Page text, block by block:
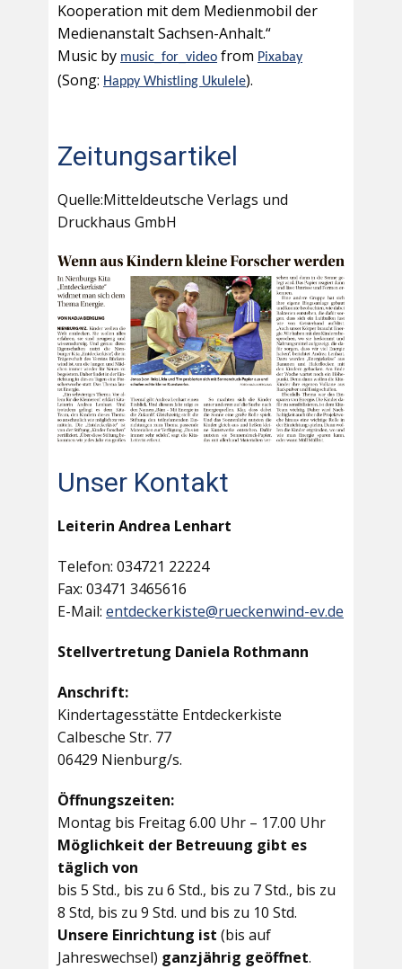
Kooperation mit dem Medienmobil der
Medienanstalt Sachsen-Anhalt.“
Music by music_for_video from Pixabay
(Song: Happy Whistling Ukulele).
Zeitungsartikel
Quelle:Mitteldeutsche Verlags und
Druckhaus GmbH
Unser Kontakt
Leiterin Andrea Lenhart
Telefon: 034721 22224
Fax: 03471 3465616
E-Mail: entdeckerkiste@rueckenwind-ev.de
Stellvertretung Daniela Rothmann
Anschrift:
Kindertagesstätte Entdeckerkiste
Calbesche Str. 77
06429 Nienburg/s.
Öffnungszeiten:
Montag bis Freitag 6.00 Uhr – 17.00 Uhr
Möglichkeit der Betreuung gibt es
täglich von
bis 5 Std., bis zu 6 Std., bis zu 7 Std., bis zu
8 Std, bis zu 9 Std. und bis zu 10 Std.
Unsere Einrichtung ist (bis auf
Jahreswechsel) ganzjährig geöffnet.